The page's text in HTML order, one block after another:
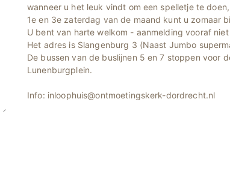
wanneer u het leuk vindt om een spelletje te
1e en 3e zaterdag van de maand kunt u zomaar
U bent van harte welkom - aanmelding vooraf
Het adres is Slangenburg 3 (Naast Jumbo
De bussen van de buslijnen 5 en 7 stoppen voor
Lunenburgplein.
Info: inloophuis@ontmoetingskerk-dordrecht.nl